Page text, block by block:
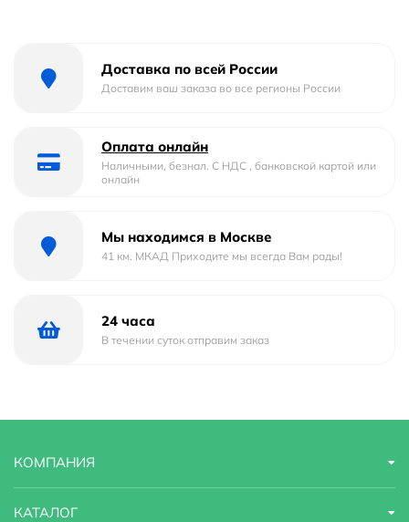
Производитель
Доставка по всей России
Доставим ваш заказа во все регионы России
Оплата онлайн
Наличными, безнал. С НДС , банковской картой или
онлайн
Мы находимся в Москве
41 км. МКАД Приходите мы всегда Вам рады!
24 часа
В течении суток отправим заказ
КОМПАНИЯ
КАТАЛОГ